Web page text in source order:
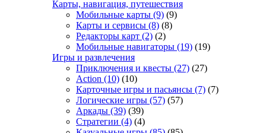
Карты, навигация, путешествия
Мобильные карты (9) (9)
Карты и сервисы (8) (8)
Редакторы карт (2) (2)
Мобильные навигаторы (19) (19)
Игры и развлечения
Приключения и квесты (27) (27)
Action (10) (10)
Карточные игры и пасьянсы (7) (7)
Логические игры (57) (57)
Аркады (39) (39)
Стратегии (4) (4)